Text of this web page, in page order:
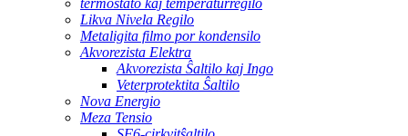
termostato kaj temperaturregilo
Likva Nivela Regilo
Metaligita filmo por kondensilo
Akvorezista Elektra
Akvorezista Ŝaltilo kaj Ingo
Veterprotektita Ŝaltilo
Nova Energio
Meza Tensio